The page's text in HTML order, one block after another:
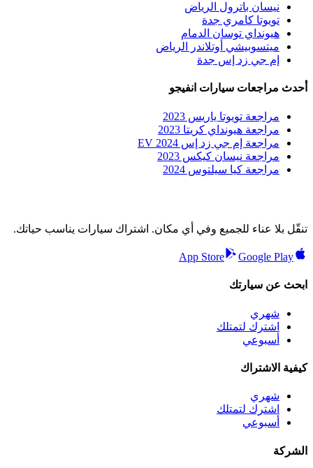
نيسان باترول الرياض
تويوتا كامري جدة
هيونداي توسان الدمام
ميتسوبيشي أوتلاندر الرياض
إم جي زد إس جدة
أحدث مراجعات سيارات انفيجو
مراجعة تويوتا ياريس 2023
مراجعة هيونداي كريتا 2023
مراجعة إم جي زد إس EV 2024
مراجعة نيسان كيكس 2023
مراجعة كيا سيلتوس 2024
تنقّل بلا عناء للجميع وفي أي مكان. اشتراك سيارات يناسب حياتك.
App Store Google Play
ابحث عن سيارتك
شهري
اشترك لتمتلك
أسبوعي
كيفية الاشتراك
شهري
اشترك لتمتلك
أسبوعي
الشركة